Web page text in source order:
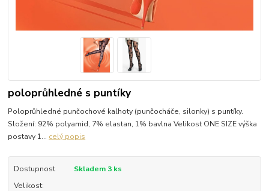
poloprůhledné s puntíky
Poloprůhledné punčochové kalhoty (punčocháče, silonky) s puntíky.
Složení: 92% polyamid, 7% elastan, 1% bavlna Velikost ONE SIZE výška
postavy 1... celý popis
Dostupnost
Skladem 3 ks
Velikost: